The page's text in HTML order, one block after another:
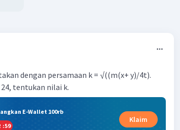
dengan persamaan k = √((m(x+ y)/4t).
24, tentukan nilai k.
E-Wallet 100rb
:58
Klaim